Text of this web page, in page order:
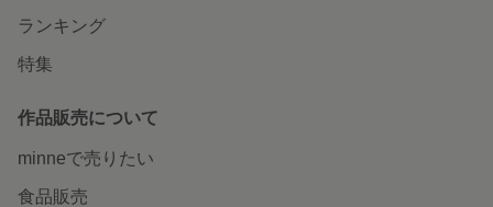
ランキング
特集
作品販売について
minneで売りたい
食品販売